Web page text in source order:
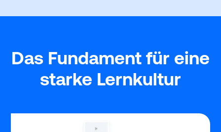
Das Fundament für eine
starke Lernkultur